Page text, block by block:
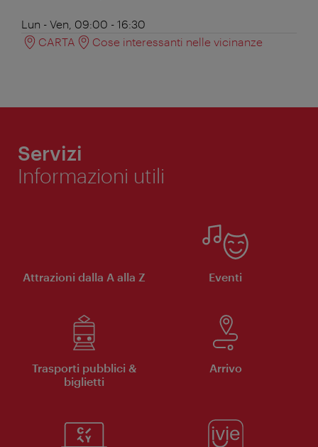
Lun - Ven, 09:00 - 16:30
CARTA
Cose interessanti nelle vicinanze
Servizi
Informazioni utili
Attrazioni dalla A alla Z Eventi
Trasporti pubblici &
biglietti
Arrivo